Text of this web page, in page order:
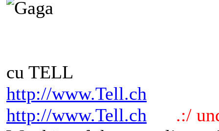
cu TELL
http://www.Tell.ch
http://www.Tell.ch
.:/